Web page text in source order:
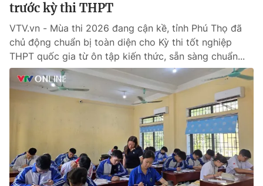
trước kỳ thi THPT
VTV.vn - Mùa thi 2026 đang cận kề, tỉnh Phú Thọ đã
chủ động chuẩn bị toàn diện cho Kỳ thi tốt nghiệp
THPT quốc gia từ ôn tập kiến thức, sẵn sàng chuẩn...